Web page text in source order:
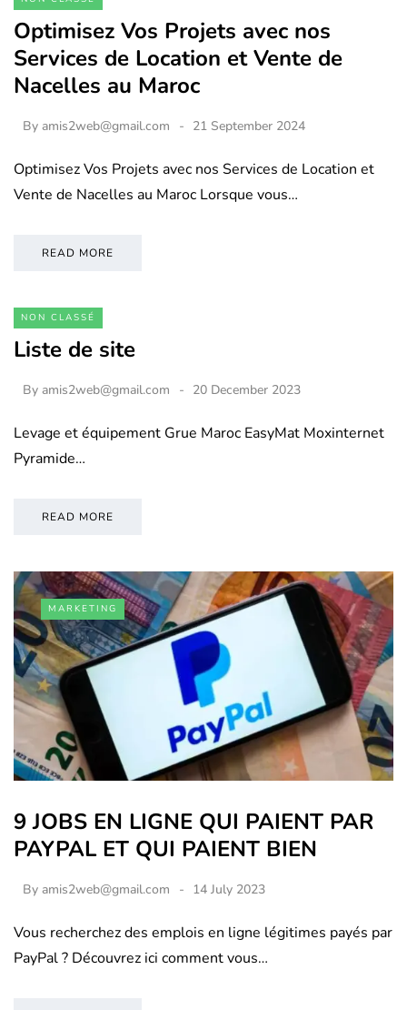
Optimisez Vos Projets avec nos
Services de Location et Vente de
Nacelles au Maroc
By amis2web@gmail.com 21 September 2024
Optimisez Vos Projets avec nos Services de Location et
Vente de Nacelles au Maroc Lorsque vous…
READ MORE
NON CLASSÉ
Liste de site
By amis2web@gmail.com 20 December 2023
Levage et équipement Grue Maroc EasyMat Moxinternet
Pyramide…
READ MORE
MARKETING
9 JOBS EN LIGNE QUI PAIENT PAR
PAYPAL ET QUI PAIENT BIEN
By amis2web@gmail.com 14 July 2023
Vous recherchez des emplois en ligne légitimes payés par
PayPal ? Découvrez ici comment vous…